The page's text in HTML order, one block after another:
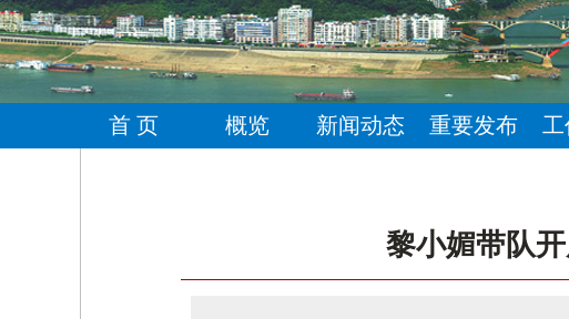
首 页 概览 新闻动态 重要发布 工
黎小媚带队